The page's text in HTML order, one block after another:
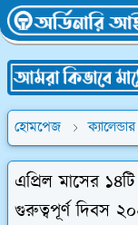
হোমপেজ ক্যালেন্ডার
এপ্রিল মাসের
গুরুত্বপূর্ণ দিবস